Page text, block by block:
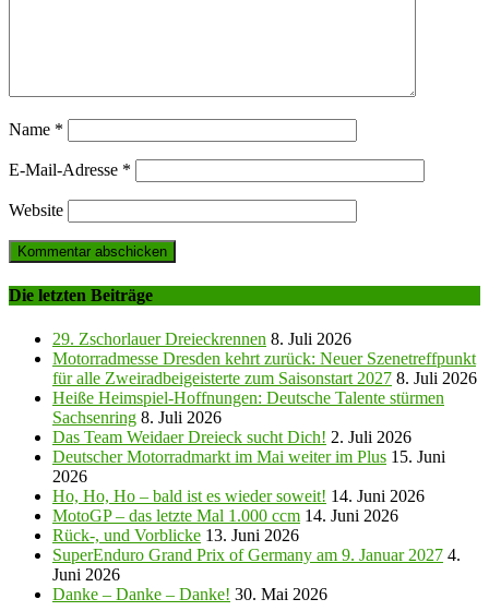
Name *
E-Mail-Adresse *
Website
Die letzten Beiträge
29. Zschorlauer Dreieckrennen 8. Juli 2026
Motorradmesse Dresden kehrt zurück: Neuer Szenetreffpunkt
für alle Zweiradbeigeisterte zum Saisonstart 2027 8. Juli 2026
Heiße Heimspiel-Hoffnungen: Deutsche Talente stürmen
Sachsenring 8. Juli 2026
Das Team Weidaer Dreieck sucht Dich! 2. Juli 2026
Deutscher Motorradmarkt im Mai weiter im Plus 15. Juni
2026
Ho, Ho, Ho – bald ist es wieder soweit! 14. Juni 2026
MotoGP – das letzte Mal 1.000 ccm 14. Juni 2026
Rück-, und Vorblicke 13. Juni 2026
SuperEnduro Grand Prix of Germany am 9. Januar 2027 4.
Juni 2026
Danke – Danke – Danke! 30. Mai 2026